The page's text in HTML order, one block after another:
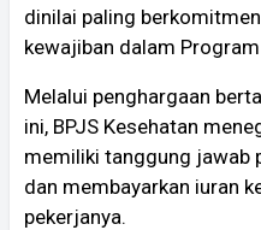
dinilai paling
kewajiban dalam
Melalui penghargaan
ini, BPJS Kesehatan
memiliki tanggung jawab
dan membayarkan iuran
pekerjanya.